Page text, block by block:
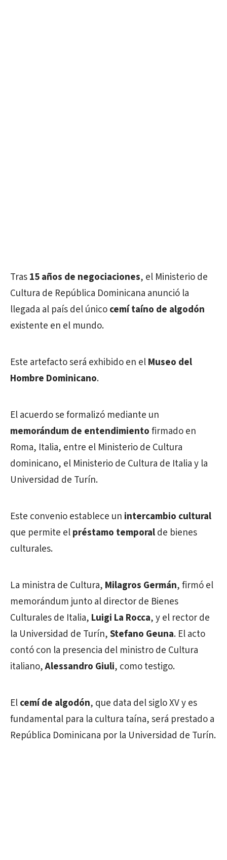
Tras15 años de negociaciones, el Ministerio de
Cultura de República Dominicana anunció la
llegada al país del únicocemí taíno de algodón
existente en el mundo.
Este artefacto será exhibido en elMuseo del
Hombre Dominicano.
El acuerdo se formalizó mediante un
memorándum de entendimientofirmado en
Roma, Italia, entre el Ministerio de Cultura
dominicano, el Ministerio de Cultura de Italia y la
Universidad de Turín.
Este convenio establece un intercambio cultural
que permite elpréstamo temporalde bienes
culturales.
La ministra de Cultura, Milagros Germán, firmó el
memorándum junto al director de Bienes
Culturales de Italia, Luigi La Rocca, y el rector de
la Universidad de Turín,Stefano Geuna. El acto
contó con la presencia del ministro de Cultura
italiano,Alessandro Giuli, como testigo.
Elcemí de algodón, que data del siglo XV y es
fundamental para la cultura taína, será prestado a
República Dominicana por la Universidad de Turín.